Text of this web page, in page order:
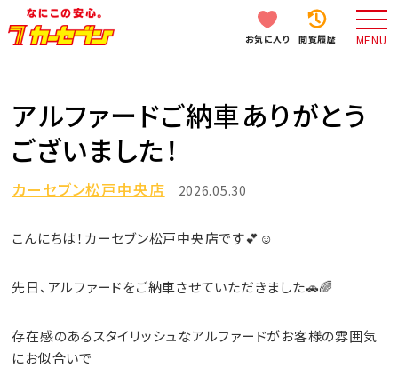
お気に入り 閲覧履歴 MENU
アルファードご納車ありがとう
ございました！
カーセブン松戸中央店 2026.05.30
こんにちは！カーセブン松戸中央店です💕☺️
先日、アルファードをご納車させていただきました🚗🌈
存在感のあるスタイリッシュなアルファードがお客様の雰囲気
にお似合いで